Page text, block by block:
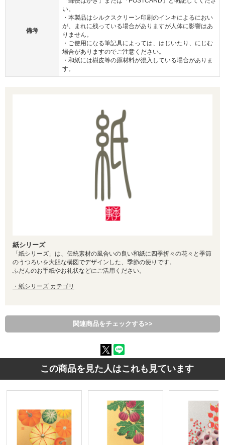
備考
い。
・本製品はシルクスクリーン印刷のインキによるにおい
が、まれに残っている場合がありますが人体に影響はあ
りません。
・ご使用になる筆記具によっては、はじいたり、にじむ
場合がありますのでご注意ください。
・和紙には樹皮等の原材料が混入している場合がありま
す。
紙シリーズ
「紙シリーズ」は、伝統素材の風合いの良い和紙に四季折々の花々と季節
のうつろいを大胆な構図でデザインした、季節の便りです。
ふだんのお手紙やお礼状などにご活用ください。
・紙シリーズ カテゴリ
関連商品をチェックする>>
この商品を見た人はこれも見ています